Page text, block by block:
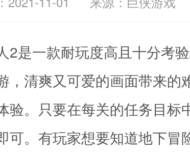
2是一款耐玩度高且十分考
，清爽又可爱的画面带来的
验。只要在每关的任务目标
可。有玩家想要知道地下冒